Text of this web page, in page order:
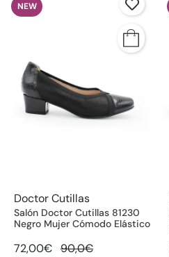
NEW
Doctor Cutillas
Salón Doctor Cutillas 81230
Negro Mujer Cómodo Elástico
72,00€ 90,0€